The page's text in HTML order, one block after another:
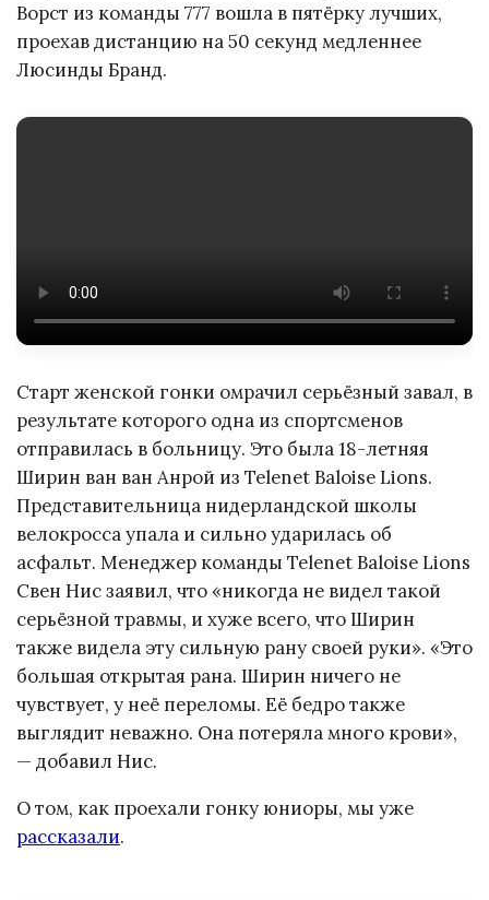
Ворст из команды 777 вошла в пятёрку лучших,
проехав дистанцию на 50 секунд медленнее
Люсинды Бранд.
Старт женской гонки омрачил серьёзный завал, в
результате которого одна из спортсменов
отправилась в больницу. Это была 18-летняя
Ширин ван ван Анрой из Telenet Baloise Lions.
Представительница нидерландской школы
велокросса упала и сильно ударилась об
асфальт. Менеджер команды Telenet Baloise Lions
Свен Нис заявил, что «никогда не видел такой
серьёзной травмы, и хуже всего, что Ширин
также видела эту сильную рану своей руки». «Это
большая открытая рана. Ширин ничего не
чувствует, у неё переломы. Её бедро также
выглядит неважно. Она потеряла много крови»,
— добавил Нис.
О том, как проехали гонку юниоры, мы уже
рассказали.